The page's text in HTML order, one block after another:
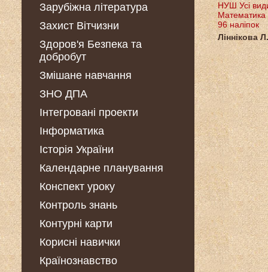
Зарубіжна література
Захист Вітчизни
Здоров'я Безпека та
добробут
Змішане навчання
ЗНО ДПА
Інтегровані проекти
Інформатика
Історія України
Календарне планування
Конспект уроку
Контроль знань
Контурні карти
Корисні навички
Країнознавство
НУШ Усі
Математика
96 наліпок
Ліннікова